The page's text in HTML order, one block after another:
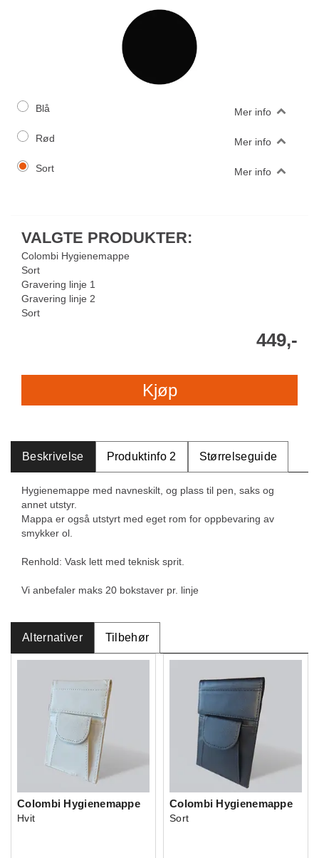
Blå Mer info
Rød Mer info
Sort Mer info
VALGTE PRODUKTER:
Colombi Hygienemappe
Sort
Gravering linje 1
Gravering linje 2
Sort
449,-
Kjøp
Beskrivelse Produktinfo 2 Størrelseguide
Hygienemappe med navneskilt, og plass til pen, saks og
annet utstyr.
Mappa er også utstyrt med eget rom for oppbevaring av
smykker ol.
Renhold: Vask lett med teknisk sprit.
Vi anbefaler maks 20 bokstaver pr. linje
Alternativer Tilbehør
Colombi Hygienemappe
Hvit
Colombi Hygienemappe
Sort